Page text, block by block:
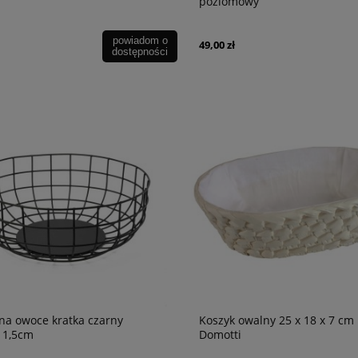
powiadom o
dostępności
49,00 zł
owoce kratka czarny
Koszyk owalny 25 x 18 x 7 cm
Domotti